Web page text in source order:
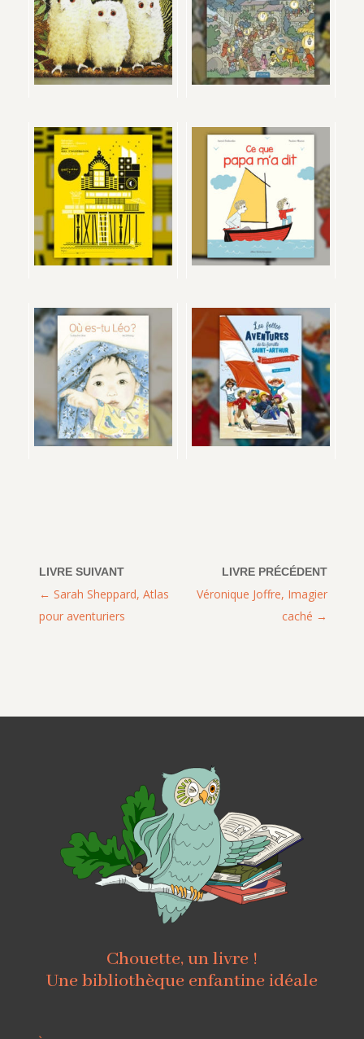
Véronique Joffre, Imagier
caché
Sarah Sheppard, Atlas
pour aventuriers
Chouette, un livre !
Une bibliothèque enfantine idéale